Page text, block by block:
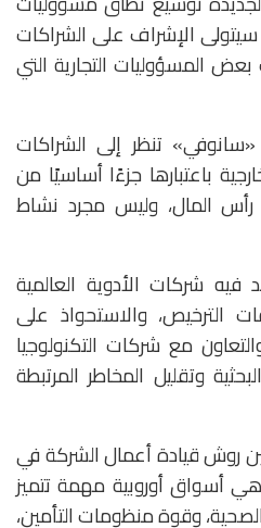
سيتولى الإشراف على الشراكات
بعض المسؤوليات التجارية التي
تنظر إلى الشراكات
باعتبارها جزءًا أساسيًا من
رأس المال، وليس مجرد نشاط
شركات الأدوية العالمية
الترخيص، والاستحواذ على
مع شركات التكنولوجيا
وتقليل المخاطر المرتبطة
روش قيادة أعمال الشركة في
أسواق أوروبية مهمة تتميز
الصحية، وقوة منظومات التأمين،